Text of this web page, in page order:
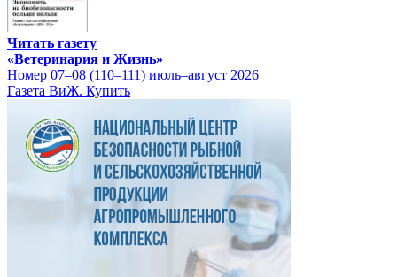
Читать газету
«Ветеринария и Жизнь»
Номер 07–08 (110–111) июль–август 2026
Газета ВиЖ. Купить